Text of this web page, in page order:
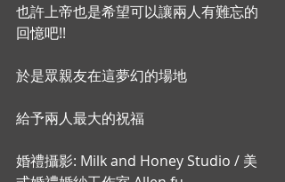
也許上帝也是希望可以讓兩人有難忘的
回憶吧!!
於是眾親友在這夢幻的場地
給予兩人最大的祝福
婚禮攝影: Milk and Honey Studio / 美